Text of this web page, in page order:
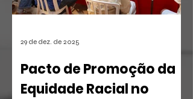
Pacto de Promoção da
Equidade Racial no
29 de dez. de 2025